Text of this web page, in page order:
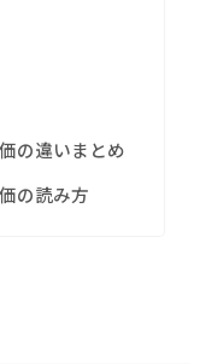
の違いまとめ
の読み方